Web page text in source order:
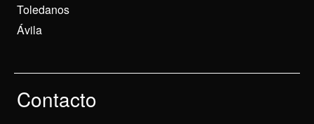
Toledanos
Ávila
Contacto